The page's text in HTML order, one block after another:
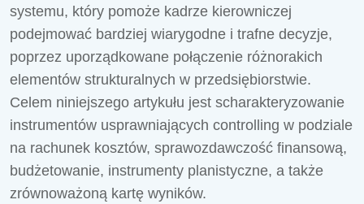
systemu, który pomoże kadrze kierowniczej
podejmować bardziej wiarygodne i trafne decyzje,
poprzez uporządkowane połączenie różnorakich
elementów strukturalnych w przedsiębiorstwie.
Celem niniejszego artykułu jest scharakteryzowanie
instrumentów usprawniających controlling w podziale
na rachunek kosztów, sprawozdawczość finansową,
budżetowanie, instrumenty planistyczne, a także
zrównoważoną kartę wyników.